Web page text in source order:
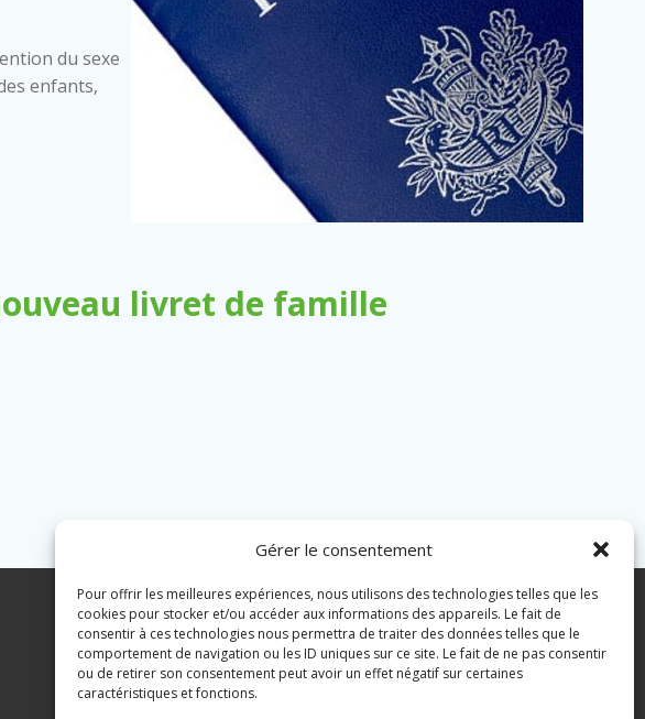
Gérer le consentement
Pour offrir les meilleures expériences, nous utilisons des technologies telles que les
cookies pour stocker et/ou accéder aux informations des appareils. Le fait de
consentir à ces technologies nous permettra de traiter des données telles que le
comportement de navigation ou les ID uniques sur ce site. Le fait de ne pas consentir
ou de retirer son consentement peut avoir un effet négatif sur certaines
caractéristiques et fonctions.
du sexe
enfants,
livret de famille
Tél. : 04 67 43 82 07
E-mail :
mairie@loupian.fr
Mentions légales